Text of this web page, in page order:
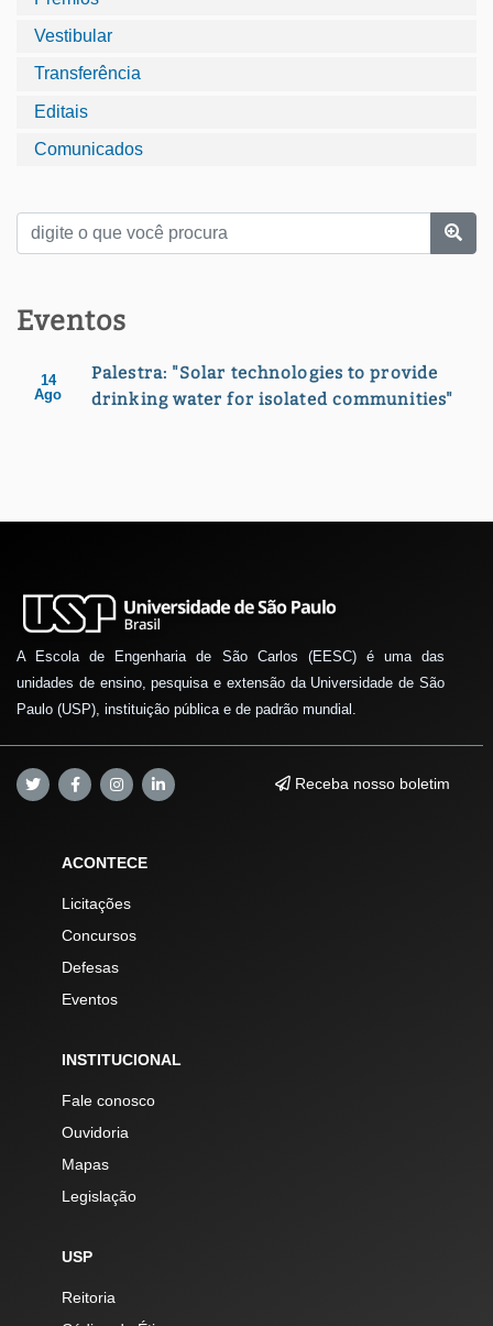
Vestibular
Transferência
Editais
Comunicados
Eventos
14
Ago
Palestra: "Solar technologies to provide
drinking water for isolated communities"
A Escola de Engenharia de São Carlos (EESC) é uma das
unidades de ensino, pesquisa e extensão da Universidade de São
Paulo (USP), instituição pública e de padrão mundial.
Receba nosso boletim
ACONTECE
Licitações
Concursos
Defesas
Eventos
INSTITUCIONAL
Fale conosco
Ouvidoria
Mapas
Legislação
USP
Reitoria